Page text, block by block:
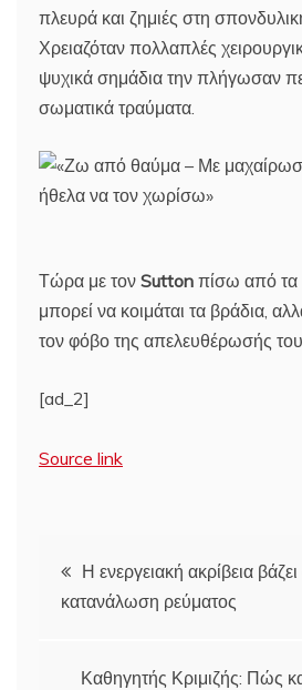
πλευρά και ζημιές στη
Χρειαζόταν πολλαπλές
ψυχικά σημάδια την πλήγωσαν
σωματικά τραύματα.
Τώρα με τον Sutton πίσω από τα
μπορεί να κοιμάται τα βράδια,
τον φόβο της απελευθέρωσής του.
[ad_2]
Source link
Πλοήγηση
άρθρων
Η ενεργειακή ακρίβεια
κατανάλωση ρεύματος
Καθηγητής Κριμιζής: Πώς